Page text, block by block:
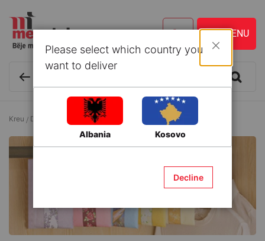
Kreu Dekor Aromatikë Aromatikë për dollape
Please select which country you
want to deliver
Albania Kosovo
Decline